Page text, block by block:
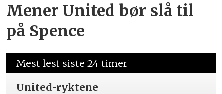
Mener United bør slå til
på Spence
Mest lest siste 24 timer
United-ryktene